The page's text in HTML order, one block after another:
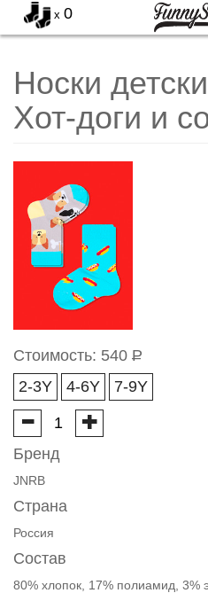
x 0
Носки
Хот-доги и
Стоимость: 540 Р
2-3Y
4-6Y 7-9Y
Бренд
JNRB
Страна
Россия
Состав
80% хлопок, 17% полиамид, 3%